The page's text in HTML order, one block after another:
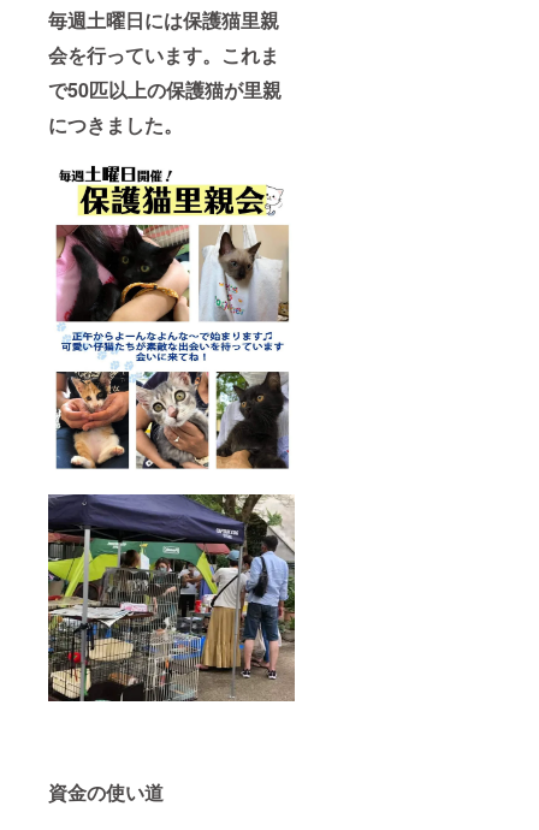
毎週土曜日には保護猫里親
会を行っています。これま
で50匹以上の保護猫が里親
につきました。
資金の使い道